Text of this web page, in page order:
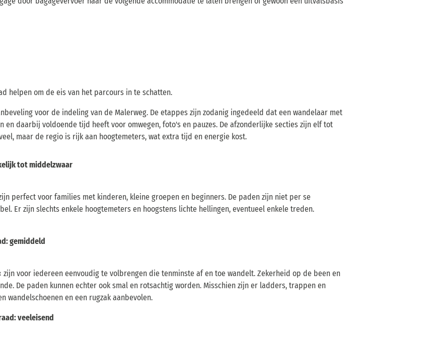
helpen om de eis van het parcours in te schatten.
voor de indeling van de Malerweg. De etappes zijn zodanig ingedeeld dat een wandelaar met
en daarbij voldoende tijd heeft voor omwegen, foto's en pauzes. De afzonderlijke secties zijn elf tot
maar de regio is rijk aan hoogtemeters, wat extra tijd en energie kost.
tot middelzwaar
perfect voor families met kinderen, kleine groepen en beginners. De paden zijn niet per se
Er zijn slechts enkele hoogtemeters en hoogstens lichte hellingen, eventueel enkele treden.
gemiddeld
voor iedereen eenvoudig te volbrengen die tenminste af en toe wandelt. Zekerheid op de been en
De paden kunnen echter ook smal en rotsachtig worden. Misschien zijn er ladders, trappen en
wandelschoenen en een rugzak aanbevolen.
veeleisend